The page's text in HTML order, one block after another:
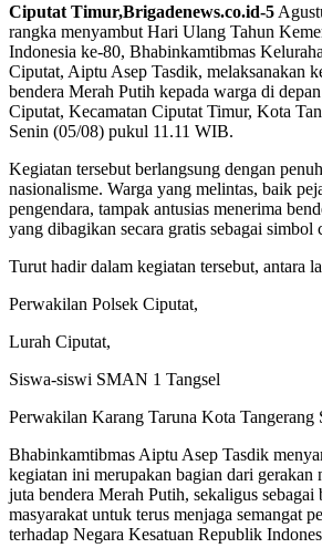
Ciputat Timur,Brigadenews.co.id-5
rangka menyambut Hari Ulang Tahun
Indonesia ke-80, Bhabinkamtibmas
Ciputat, Aiptu Asep Tasdik, melaksanakan
bendera Merah Putih kepada warga di
Ciputat, Kecamatan Ciputat Timur, Kota
Senin (05/08) pukul 11.11 WIB.
Kegiatan tersebut berlangsung dengan
nasionalisme. Warga yang melintas, baik
pengendara, tampak antusias menerima
yang dibagikan secara gratis sebagai simbol
Turut hadir dalam kegiatan tersebut, antara
Perwakilan Polsek Ciputat,
Lurah Ciputat,
Siswa-siswi SMAN 1 Tangsel
Perwakilan Karang Taruna Kota Tangerang
Bhabinkamtibmas Aiptu Asep Tasdik
kegiatan ini merupakan bagian dari gerakan
juta bendera Merah Putih, sekaligus sebagai
masyarakat untuk terus menjaga semangat
terhadap Negara Kesatuan Republik